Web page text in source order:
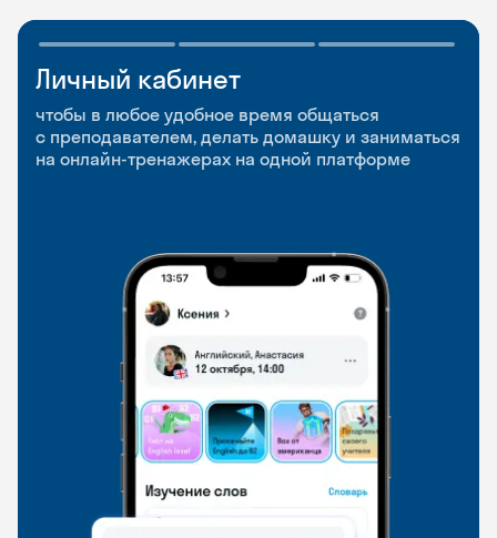
Личный кабинет
чтобы в любое удобное время общаться
с преподавателем, делать домашку и заниматься
на онлайн-тренажерах на одной платформе
Мобильное
приложение
чтобы заниматься и изучать новые слова где
и когда удобно
Разговорные клубы
и Talks
Групповые занятия для разговорной практики
и индивидуальные встречи с преподавателями